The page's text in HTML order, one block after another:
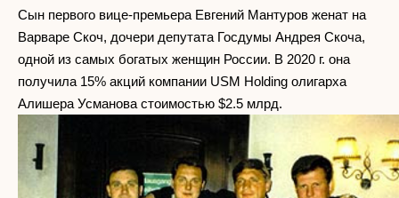
Сын первого вице-премьера Евгений Мантуров женат на
Варваре Скоч, дочери депутата Госдумы Андрея Скоча,
одной из самых богатых женщин России. В 2020 г. она
получила 15% акций компании USM Holding олигарха
Алишера Усманова стоимостью $2.5 млрд.